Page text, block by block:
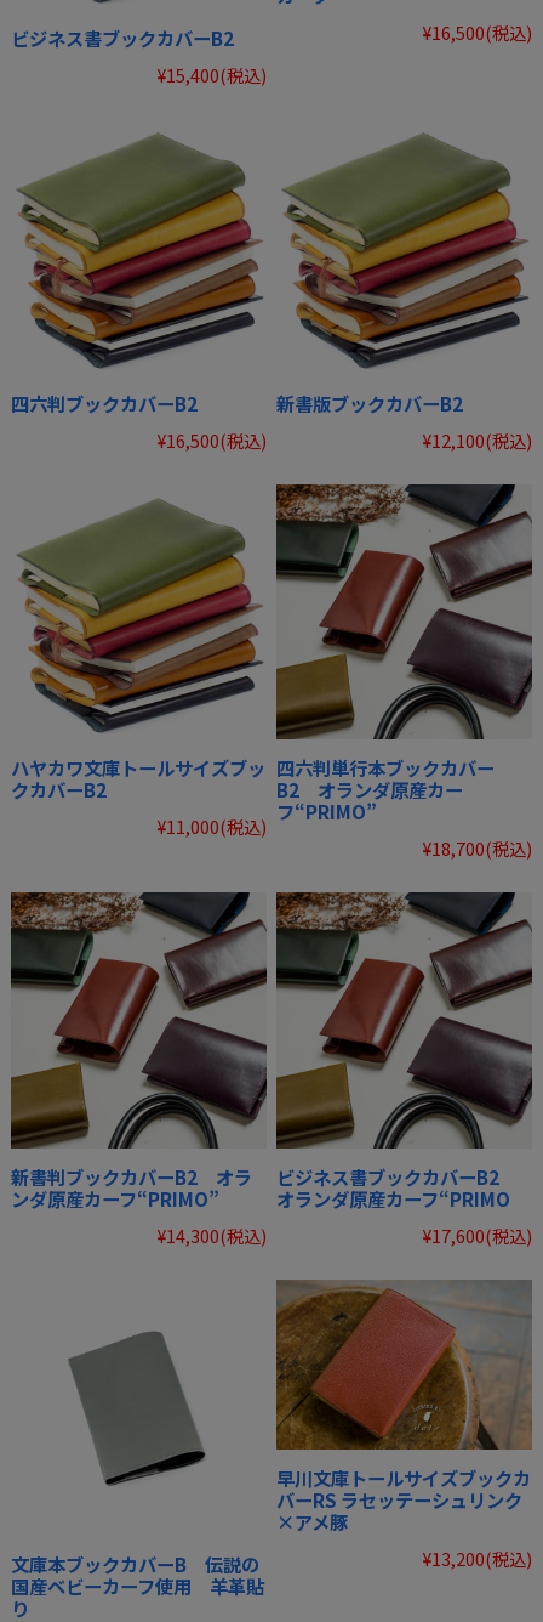
ビジネス書ブックカバーB2
¥15,400(税込)
¥16,500(税込)
四六判ブックカバーB2
¥16,500(税込)
新書版ブックカバーB2
¥12,100(税込)
ハヤカワ文庫トールサイズブッ
クカバーB2
¥11,000(税込)
四六判単行本ブックカバー
B2 オランダ原産カー
フ“PRIMO”
¥18,700(税込)
新書判ブックカバーB2 オラ
ンダ原産カーフ“PRIMO”
¥14,300(税込)
ビジネス書ブックカバーB2
オランダ原産カーフ“PRIMO
¥17,600(税込)
文庫本ブックカバーB 伝説の
国産ベビーカーフ使用 羊革貼
り
早川文庫トールサイズブックカ
バーRS ラセッテーシュリンク
×アメ豚
¥13,200(税込)